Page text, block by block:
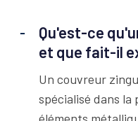
Qu'est-ce
et que fait-il
Un couvreur
spécialisé dans la
éléments